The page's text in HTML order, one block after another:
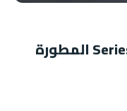
فتح باب حجز بي إم دبليو 7 Series المطورة